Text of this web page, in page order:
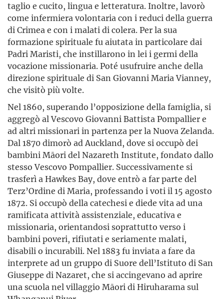
taglio e cucito, lingua e letteratura. Inoltre, lavorò
come infermiera volontaria con i reduci della guerra
di Crimea e con i malati di colera. Per la sua
formazione spirituale fu aiutata in particolare dai
Padri Maristi, che instillarono in lei i germi della
vocazione missionaria. Poté usufruire anche della
direzione spirituale di San Giovanni Maria Vianney,
che visitò più volte.
Nel 1860, superando l’opposizione della famiglia, si
aggregò al Vescovo Giovanni Battista Pompallier e
ad altri missionari in partenza per la Nuova Zelanda.
Dal 1870 dimorò ad Auckland, dove si occupò dei
bambini Māori del Nazareth Institute, fondato dallo
stesso Vescovo Pompallier. Successivamente si
trasferì a Hawkes Bay, dove entrò a far parte del
Terz’Ordine di Maria, professando i voti il 15 agosto
1872. Si occupò della catechesi e diede vita ad una
ramificata attività assistenziale, educativa e
missionaria, orientandosi soprattutto verso i
bambini poveri, rifiutati e seriamente malati,
disabili o incurabili. Nel 1883 fu inviata a fare da
interprete ad un gruppo di Suore dell’Istituto di San
Giuseppe di Nazaret, che si accingevano ad aprire
una scuola nel villaggio Māori di Hiruharama sul